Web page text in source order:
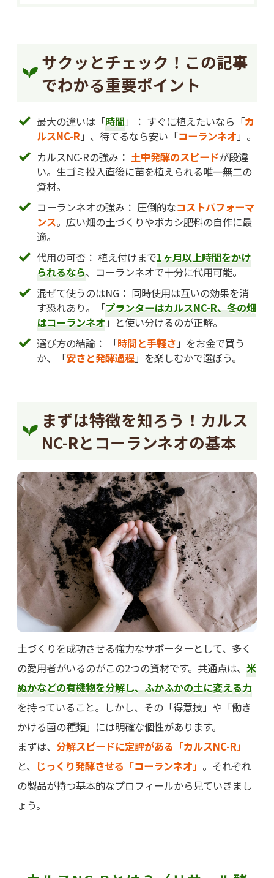
サクッとチェック！この記事
でわかる重要ポイント
最大の違いは「時間」： すぐに植えたいなら「カ
ルスNC-R」、待てるなら安い「コーランネオ」。
カルスNC-Rの強み： 土中発酵のスピードが段違
い。生ゴミ投入直後に苗を植えられる唯一無二の
資材。
コーランネオの強み： 圧倒的なコストパフォーマ
ンス。広い畑の土づくりやボカシ肥料の自作に最
適。
代用の可否： 植え付けまで1ヶ月以上時間をかけ
られるなら、コーランネオで十分に代用可能。
混ぜて使うのはNG： 同時使用は互いの効果を消
す恐れあり。「プランターはカルスNC-R、冬の畑
はコーランネオ」と使い分けるのが正解。
選び方の結論： 「時間と手軽さ」をお金で買う
か、「安さと発酵過程」を楽しむかで選ぼう。
まずは特徴を知ろう！カルス
NC-Rとコーランネオの基本
土づくりを成功させる強力なサポーターとして、多く
の愛用者がいるのがこの2つの資材です。共通点は、 米
ぬかなどの有機物を分解し、ふかふかの土に変える力
を持っていること。しかし、その「得意技」や「働き
かける菌の種類」には明確な個性があります。
まずは、 分解スピードに定評がある「カルスNC-R」
と、 じっくり発酵させる「コーランネオ」 。それぞれ
の製品が持つ基本的なプロフィールから見ていきまし
ょう。